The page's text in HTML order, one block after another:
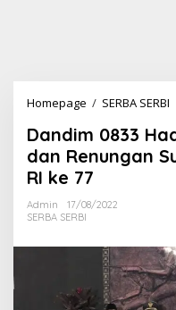
Homepage / SERBA SERBI
n
d
i
3
a
d
Dandim 0833
dan Renungan
RI ke 77
Admin
17/08/2022
SERBA SERBI